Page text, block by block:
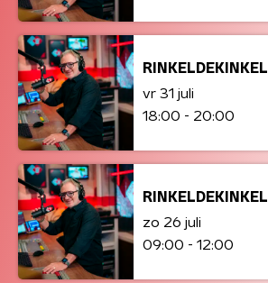
RINKELDEKINKEL
vr 31 juli
18:00 - 20:00
RINKELDEKINKEL
zo 26 juli
09:00 - 12:00